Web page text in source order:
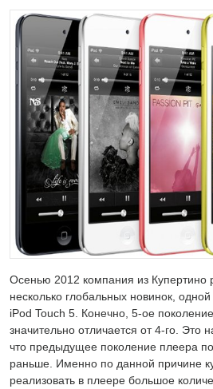
Осенью 2012 компания из Купертино
несколько глобальных новинок,
iPod Touch 5. Конечно, 5-ое
значительно отличается от 4-го. Это
что предыдущее поколение плеера
раньше. Именно по данной причине
реализовать в плеере большое